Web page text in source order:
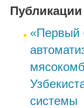
«Первый
системы